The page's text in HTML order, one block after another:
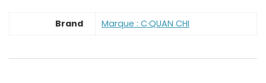
Brand Marque : C·QUAN CHI